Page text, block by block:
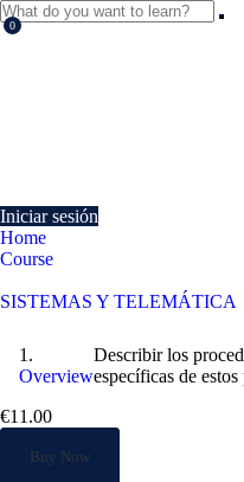
0
Iniciar sesión
Home
Course
SISTEMAS Y TELEMÁTICA
Overview
Describir los
específicas de
€11.00
Buy Now